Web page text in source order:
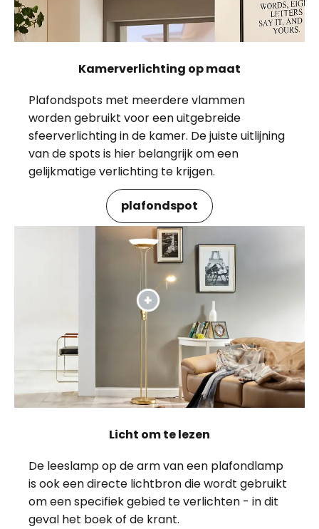
Kamerverlichting op maat
Plafondspots met meerdere vlammen
worden gebruikt voor een uitgebreide
sfeerverlichting in de kamer. De juiste uitlijning
van de spots is hier belangrijk om een
gelijkmatige verlichting te krijgen.
plafondspot
Licht om te lezen
De leeslamp op de arm van een plafondlamp
is ook een directe lichtbron die wordt gebruikt
om een specifiek gebied te verlichten - in dit
geval het boek of de krant.